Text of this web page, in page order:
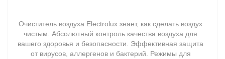
Очиститель воздуха Electrolux знает, как сделать воздух
чистым. Абсолютный контроль качества воздуха для
вашего здоровья и безопасности. Эффективная защита
от вирусов, аллергенов и бактерий. Режимы для